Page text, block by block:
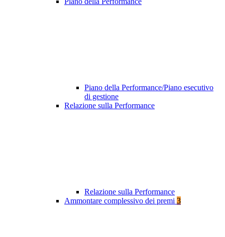
Piano della Performance/Piano esecutivo
di gestione
Relazione sulla Performance
Relazione sulla Performance
Ammontare complessivo dei premi 3